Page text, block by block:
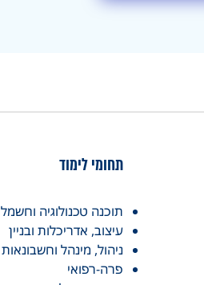
תחומי לימוד
תוכנה טכנולוגיה וחשמל
עיצוב, אדריכלות ובניין
ניהול, מינהל וחשבונאות
פרה-רפואי